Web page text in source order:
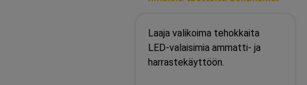
Laaja valikoima tehokkaita
LED-valaisimia ammatti- ja
harrastekäyttöön.